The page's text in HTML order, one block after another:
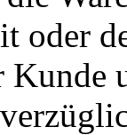
oder